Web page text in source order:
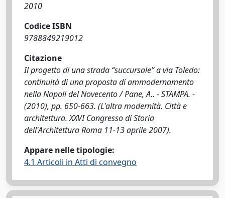
2010
Codice ISBN
9788849219012
Citazione
Il progetto di una strada “succursale” a via Toledo:
continuità di una proposta di ammodernamento
nella Napoli del Novecento / Pane, A.. - STAMPA. -
(2010), pp. 650-663. (L'altra modernità. Città e
architettura. XXVI Congresso di Storia
dell'Architettura Roma 11-13 aprile 2007).
Appare nelle tipologie:
4.1 Articoli in Atti di convegno